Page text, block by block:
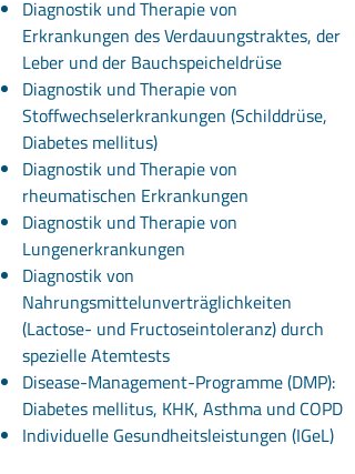
Diagnostik und Therapie von
Erkrankungen des Verdauungstraktes, der
Leber und der Bauchspeicheldrüse
Diagnostik und Therapie von
Stoffwechselerkrankungen (Schilddrüse,
Diabetes mellitus)
Diagnostik und Therapie von
rheumatischen Erkrankungen
Diagnostik und Therapie von
Lungenerkrankungen
Diagnostik von
Nahrungsmittelunverträglichkeiten
(Lactose- und Fructoseintoleranz) durch
spezielle Atemtests
Disease-Management-Programme (DMP):
Diabetes mellitus, KHK, Asthma und COPD
Individuelle Gesundheitsleistungen (IGeL)